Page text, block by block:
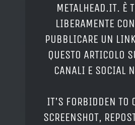
METALHEAD.IT. È
LIBERAMENTE
PUBBLICARE UN
QUESTO ARTICOLO
CANALI E SOCIAL
IT'S FORBIDDEN TO
SCREENSHOT,